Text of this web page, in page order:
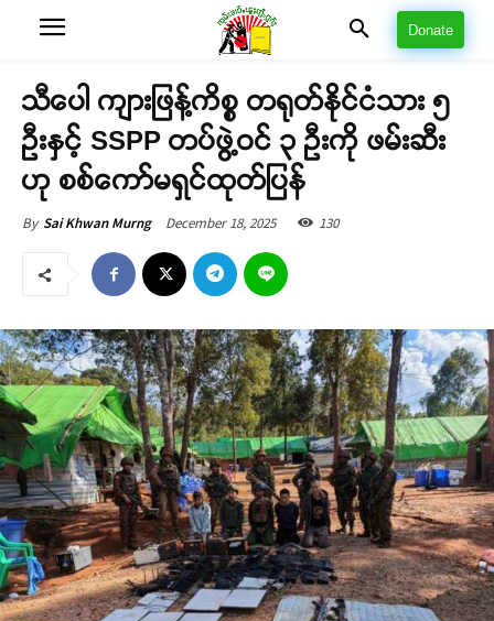
Donate
သီပေါ ကျားဖြန့်ကိစ္စ တရုတ်နိုင်ငံသား ၅
ဦးနှင့် SSPP တပ်ဖွဲ့ဝင် ၃ ဦးကို ဖမ်းဆီး
ဟု စစ်ကော်မရှင်ထုတ်ပြန်
By Sai Khwan Murng December 18, 2025 130